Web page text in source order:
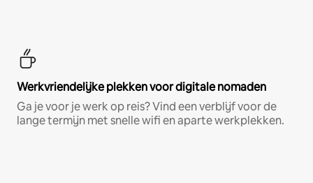
Werkvriendelijke plekken voor digitale nomaden
Ga je voor je werk op reis? Vind een verblijf voor de
lange termijn met snelle wifi en aparte werkplekken.